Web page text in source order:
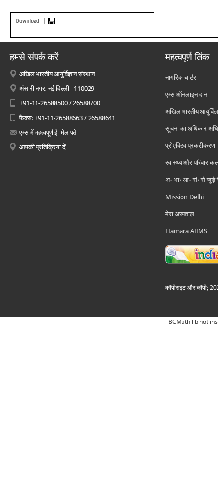
हमसे संपर्क करें
अखिल भारतीय आयुर्विज्ञान संस्थान
अंसारी नगर, नई दिल्ली - 110029
+91-11-26588500 / 26588700
फैक्स: +91-11-26588663 / 26588641
एम्स में महत्वपूर्ण ई -मेल पते
आपकी प्रतिक्रिया दें
महत्वपूर्ण लिंक
नागरिक चार्टर
एम्स ऑनलाइन दान
अखिल भारतीय
सूचना का अधिकार
प्रोएक्टिव प्रकटीकरण
स्वास्थ्य और परिवार
अ॰ भा॰ आ॰ सं॰ से जुड़े
Mission Delhi
मेरा अस्पताल
Hamara AIIMS
कॉपीराइट और कॉपी;
BCMath lib not